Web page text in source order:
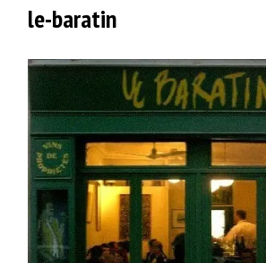
le-baratin